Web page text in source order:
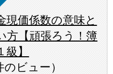
現価係数の意味と
方【頑張ろう！簿
級】
のビュー）